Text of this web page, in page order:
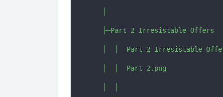
   ├─Part 2 Irresistable Offers
│  │  Part 2 Irresistable
   │  │  Part 2.png